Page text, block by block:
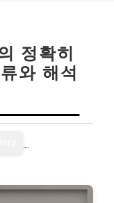
정확히
와 해석